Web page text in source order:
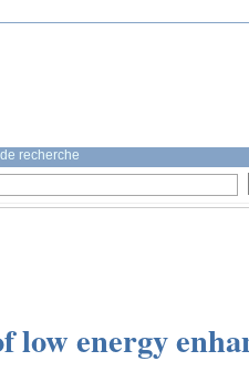
recherche
low energy